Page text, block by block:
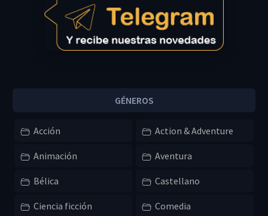
GÉNEROS
Acción Action & Adventure
Animación Aventura
Bélica Castellano
Ciencia ficción Comedia